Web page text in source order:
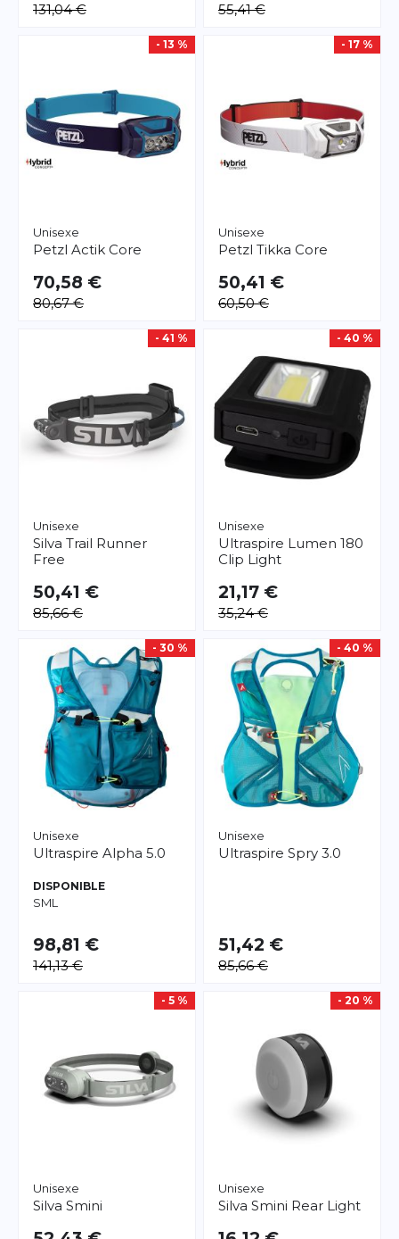
131,04 € 55,41 €
- 13 %
Unisexe
Petzl Actik Core
70,58 €
80,67 €
- 17 %
Unisexe
Petzl Tikka Core
50,41 €
60,50 €
- 41 %
Unisexe
Silva Trail Runner
Free
50,41 €
85,66 €
- 40 %
Unisexe
Ultraspire Lumen 180
Clip Light
21,17 €
35,24 €
- 30 %
Unisexe
Ultraspire Alpha 5.0
DISPONIBLE
SML
98,81 €
141,13 €
- 40 %
Unisexe
Ultraspire Spry 3.0
51,42 €
85,66 €
- 5 %
Unisexe
Silva Smini
- 20 %
Unisexe
Silva Smini Rear Light